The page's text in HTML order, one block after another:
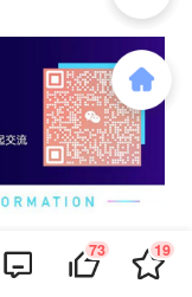
73 19